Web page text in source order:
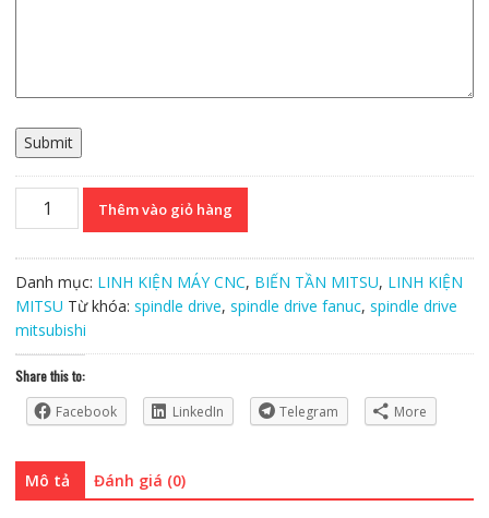
Submit
Spindle
drive
C1-
SP-
15
Chính
Thêm vào giỏ hàng
Danh mục: LINH KIỆN MÁY CNC, BIẾN TẦN MITSU, LINH KIỆN
MITSU Từ khóa: spindle drive, spindle drive fanuc, spindle drive
mitsubishi
Share this to:
Facebook
LinkedIn Telegram More
Mô tả Đánh giá (0)